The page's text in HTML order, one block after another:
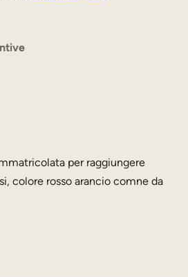
per raggiungere
colore rosso arancio comne da